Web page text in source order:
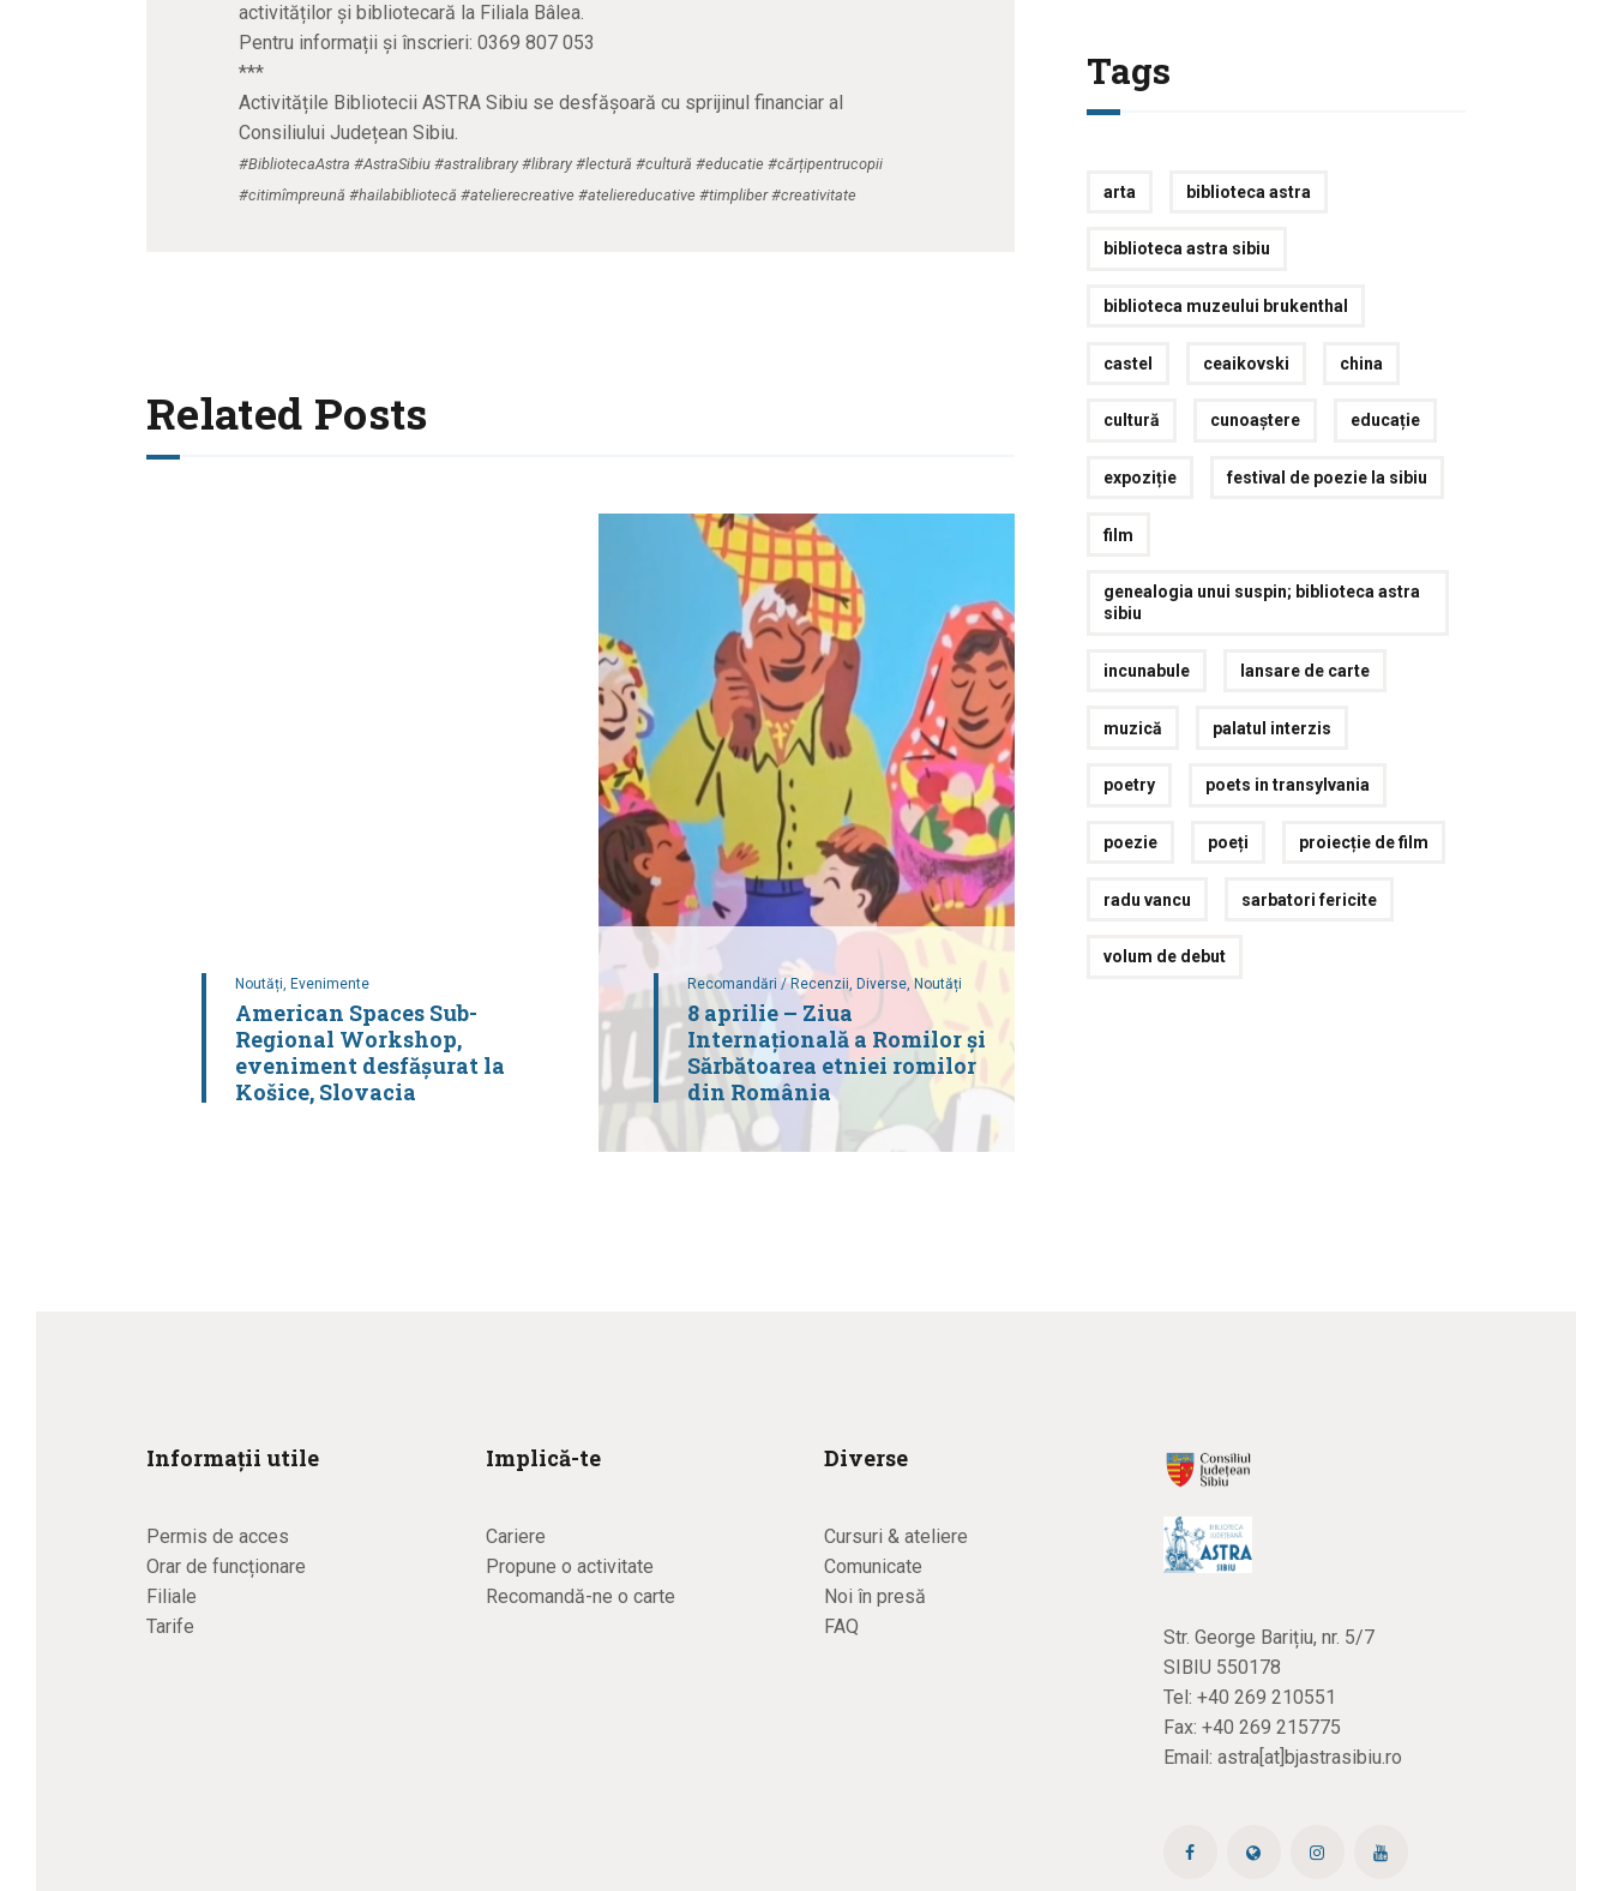
activităților și bibliotecară la Filiala Bâlea.
Pentru informații și înscrieri: 0369 807 053
***
Activitățile Bibliotecii ASTRA Sibiu se desfășoară cu sprijinul financiar al
Consiliului Județean Sibiu.
#BibliotecaAstra #AstraSibiu #astralibrary #library #lectură #cultură #educatie #cărțipentrucopii
#citimîmpreună #hailabibliotecă #atelierecreative #ateliereducative #timpliber #creativitate
Related Posts
Noutăți, Evenimente
American Spaces Sub-
Regional Workshop,
eveniment desfășurat la
Košice, Slovacia
Recomandări / Recenzii, Diverse,Noutăți
8 aprilie – Ziua
Internaţională a Romilor și
Sărbătoarea etniei romilor
din România
Tags
arta biblioteca astra
biblioteca astra sibiu
biblioteca muzeului brukenthal
castel ceaikovski china
cultură cunoaștere educație
expoziție festival de poezie la sibiu
film
genealogia unui suspin; biblioteca astra
sibiu
incunabule lansare de carte
muzică palatul interzis
poetry poets in transylvania
poezie poeți proiecție de film
radu vancu sarbatori fericite
volum de debut
Informații utile
Permis de acces
Orar de funcționare
Filiale
Tarife
Implică-te
Cariere
Propune o activitate
Recomandă-ne o carte
Diverse
Cursuri & ateliere
Comunicate
Noi în presă
FAQ
Str. George Barițiu, nr. 5/7
SIBIU 550178
Tel: +40 269 210551
Fax: +40 269 215775
Email: astra[at]bjastrasibiu.ro